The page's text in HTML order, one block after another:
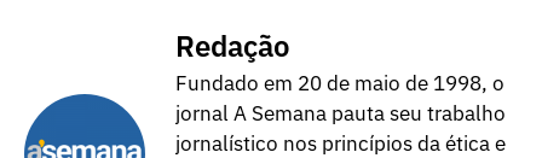
Redação
Fundado em 20 de maio de 1998, o
jornal A Semana pauta seu trabalho
jornalístico nos princípios da ética e